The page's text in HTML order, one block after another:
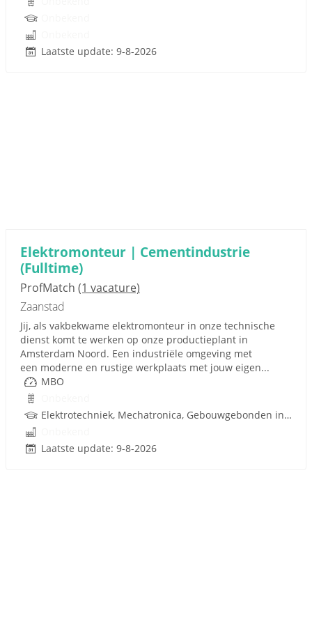
Laatste update: 9-8-2026
Elektromonteur | Cementindustrie
(Fulltime)
ProfMatch (1 vacature)
Zaanstad
Jij, als vakbekwame elektromonteur in onze technische
dienst komt te werken op onze productieplant in
Amsterdam Noord. Een industriële omgeving met
een moderne en rustige werkplaats met jouw eigen...
MBO
Elektrotechniek, Mechatronica, Gebouwgebonden installaties
Laatste update: 9-8-2026